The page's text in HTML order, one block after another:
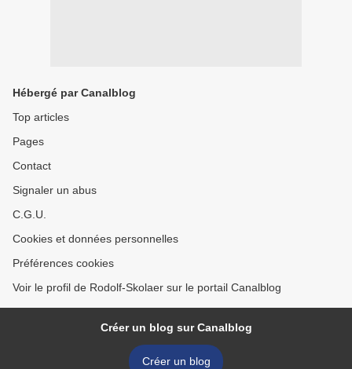
Hébergé par Canalblog
Top articles
Pages
Contact
Signaler un abus
C.G.U.
Cookies et données personnelles
Préférences cookies
Voir le profil de Rodolf-Skolaer sur le portail Canalblog
Créer un blog sur Canalblog
Créer un blog